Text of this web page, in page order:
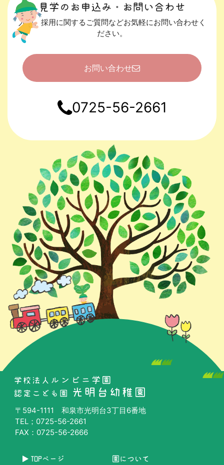
見学のお申込み・お問い合わせ
入園、採用に関するご質問などお気軽にお問い合わせく
ださい。
お問い合わせ
0725-56-2661
〒594-1111 和泉市光明台3丁目6番地
TEL；0725-56-2661
FAX：0725-56-2666
TOPページ 園について